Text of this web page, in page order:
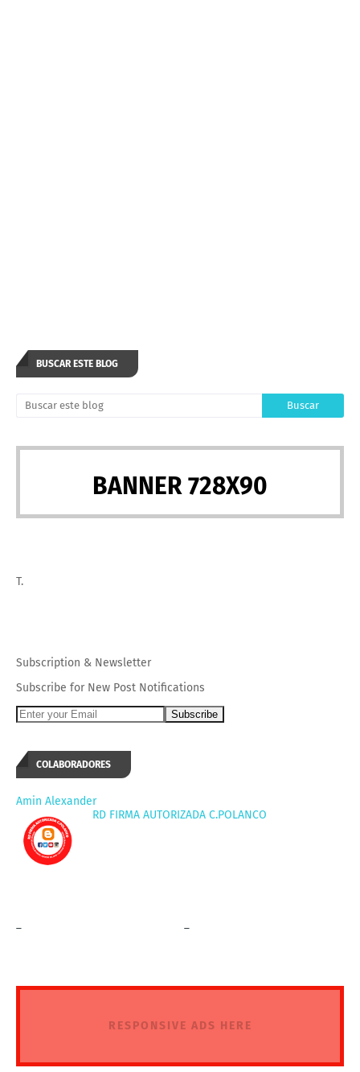
BUSCAR ESTE BLOG
BANNER 728X90
T.
Subscription & Newsletter
Subscribe for New Post Notifications
COLABORADORES
Amin Alexander
RD FIRMA AUTORIZADA C.POLANCO
RESPONSIVE ADS HERE